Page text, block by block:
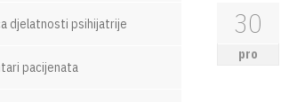
30
pro
djelatnosti psihijatrije
pacijenata